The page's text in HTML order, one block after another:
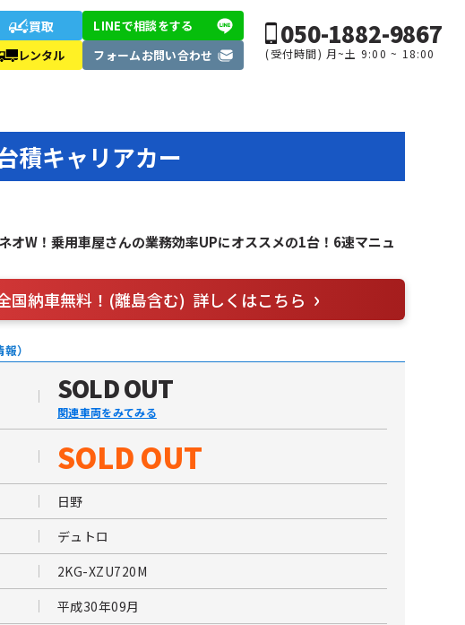
買取
レンタル
LINEで相談をする
フォームお問い合わせ
050-1882-9867
(受付時間) 月~土 9:00 ~ 18:00
積キャリアカー
W！乗用車屋さんの業務効率UPにオススメの1台！6速マニュ
国納車無料！(離島含む) 詳しくはこちら
）
SOLD OUT
関連車両をみてみる
SOLD OUT
日野
デュトロ
2KG-XZU720M
平成30年09月